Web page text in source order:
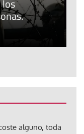
alguno, toda